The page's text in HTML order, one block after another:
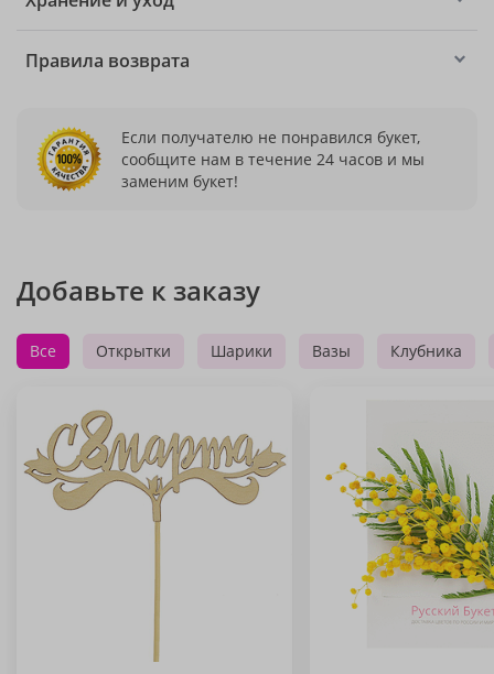
Правила возврата
Если получателю не понравился букет,
сообщите нам в течение 24 часов и мы
заменим букет!
Добавьте к заказу
Все Открытки Шарики Вазы Клубника